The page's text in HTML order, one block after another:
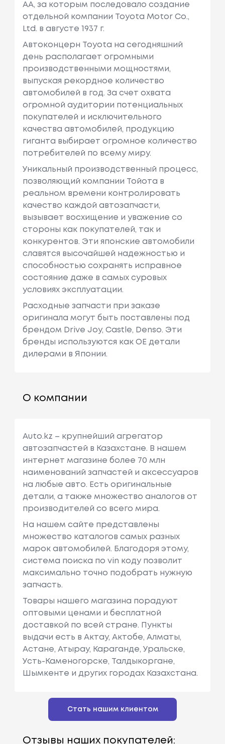
AA, за которым последовало создание
отдельной компании Toyota Motor Co.,
Ltd. в августе 1937 г.
Автоконцерн Toyota на сегодняшний
день располагает огромными
производственными мощностями,
выпуская рекордное количество
автомобилей в год. За счет охвата
огромной аудитории потенциальных
покупателей и исключительного
качества автомобилей, продукцию
гиганта выбирает огромное количество
потребителей по всему миру.
Уникальный производственный процесс,
позволяющий компании Тойота в
реальном времени контролировать
качество каждой автозапчасти,
вызывает восхищение и уважение со
стороны как покупателей, так и
конкурентов. Эти японские автомобили
славятся высочайшей надежностью и
способностью сохранять исправное
состояние даже в самых суровых
условиях эксплуатации.
Расходные запчасти при заказе
оригинала могут быть поставлены под
брендом Drive Joy, Castle, Denso. Эти
бренды используются как ОЕ детали
дилерами в Японии.
О компании
Auto.kz – крупнейший агрегатор
автозапчастей в Казахстане. В нашем
интернет магазине более 70 млн
наименований запчастей и аксессуаров
на любые авто. Есть оригинальные
детали, а также множество аналогов от
производителей со всего мира.
На нашем сайте представлены
множество каталогов самых разных
марок автомобилей. Благодоря этому,
система поиска по vin коду позволит
максимально точно подобрать нужную
запчасть.
Товары нашего магазина порадуют
оптовыми ценами и бесплатной
доставкой по всей стране. Пункты
выдачи есть в Актау, Актобе, Алматы,
Астане, Атырау, Караганде, Уральске,
Усть-Каменогорске, Талдыкоргане,
Шымкенте и других городах Казахстана.
Стать нашим клиентом
Отзывы наших покупателей: